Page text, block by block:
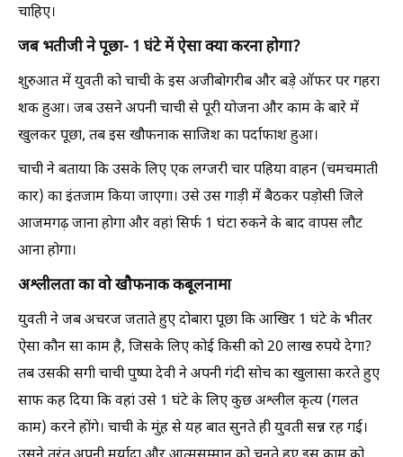
चाहिए।
जब भतीजी ने पूछा- 1 घंटे में ऐसा क्या करना होगा?
शुरुआत में युवती को चाची के इस अजीबोगरीब और बड़े ऑफर पर गहरा
शक हुआ। जब उसने अपनी चाची से पूरी योजना और काम के बारे में
खुलकर पूछा, तब इस खौफनाक साजिश का पर्दाफाश हुआ।
चाची ने बताया कि उसके लिए एक लग्जरी चार पहिया वाहन (चमचमाती
कार) का इंतजाम किया जाएगा। उसे उस गाड़ी में बैठकर पड़ोसी जिले
आजमगढ़ जाना होगा और वहां सिर्फ 1 घंटा रुकने के बाद वापस लौट
आना होगा।
अश्लीलता का वो खौफनाक कबूलनामा
युवती ने जब अचरज जताते हुए दोबारा पूछा कि आखिर 1 घंटे के भीतर
ऐसा कौन सा काम है, जिसके लिए कोई किसी को 20 लाख रुपये देगा?
तब उसकी सगी चाची पुष्पा देवी ने अपनी गंदी सोच का खुलासा करते हुए
साफ कह दिया कि वहां उसे 1 घंटे के लिए कुछ अश्लील कृत्य (गलत
काम) करने होंगे। चाची के मुंह से यह बात सुनते ही युवती सन्न रह गई।